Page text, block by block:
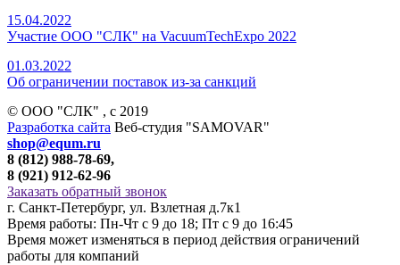
15.04.2022
Участие ООО "СЛК" на VacuumTechExpo 2022
01.03.2022
Об ограничении поставок из-за санкций
© ООО "СЛК" , c 2019
Разработка сайта Веб-студия "SAMOVAR"
shop@equm.ru
8 (812) 988-78-69,
8 (921) 912-62-96
Заказать обратный звонок
г. Санкт-Петербург, ул. Взлетная д.7к1
Время работы: Пн-Чт с 9 до 18; Пт с 9 до 16:45
Время может изменяться в период действия ограничений
работы для компаний